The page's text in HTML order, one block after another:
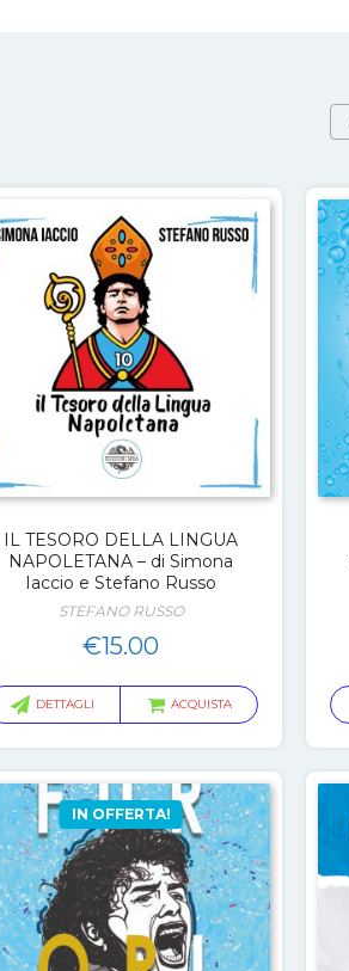
IL TESORO DELLA LINGUA
NAPOLETANA – di Simona
Iaccio e Stefano Russo
STEFANO RUSSO
€15.00
DETTAGLI ACQUISTA
IN OFFERTA!